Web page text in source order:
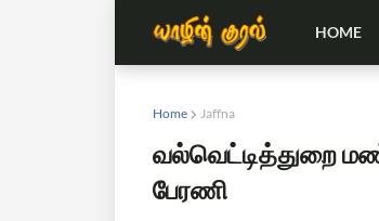
HOME
Home Jaffna
வல்வெட்டித்துறை
பேரணி